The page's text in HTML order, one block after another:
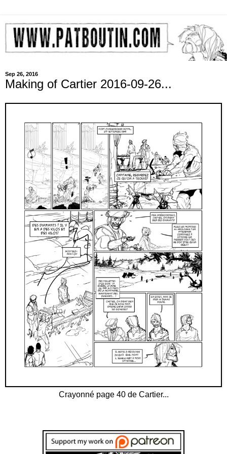
Sep 26, 2016
Making of Cartier 2016-09-26...
Crayonné page 40 de Cartier...